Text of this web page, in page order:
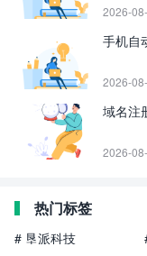
2026-
手机自
2026-
域名注
2026-
热门标签
# 垦派科技